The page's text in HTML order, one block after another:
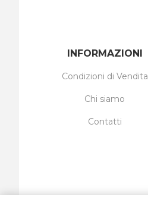
INFORMAZIONI
Condizioni di Vendita
Chi siamo
Contatti